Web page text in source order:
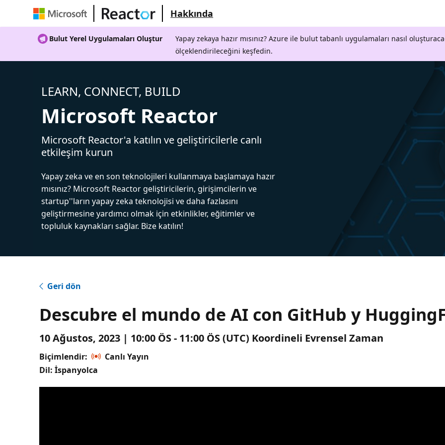
Hakkında
Bulut Yerel Uygulamaları Oluştur
Yapay zekaya hazır mısınız? Azure ile bulut tabanlı uygulamaları nasıl
ölçeklendirileceğini keşfedin.
LEARN, CONNECT, BUILD
Microsoft Reactor
Microsoft Reactor'a katılın ve geliştiricilerle canlı
etkileşim kurun
Yapay zeka ve en son teknolojileri kullanmaya başlamaya hazır
mısınız? Microsoft Reactor geliştiricilerin, girişimcilerin ve
startup''ların yapay zeka teknolojisi ve daha fazlasını
geliştirmesine yardımcı olmak için etkinlikler, eğitimler ve
topluluk kaynakları sağlar. Bize katılın!
Geri dön
Descubre el mundo de AI con GitHub y
10 Ağustos, 2023 | 10:00 ÖS - 11:00 ÖS (UTC) Koordineli Evrensel Zaman
Biçimlendir:
Canlı Yayın
Dil: İspanyolca